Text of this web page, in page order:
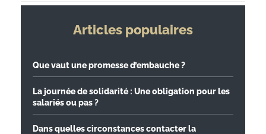
Articles populaires
Que vaut une promesse d’embauche ?
La journée de solidarité : Une obligation pour les
salariés ou pas ?
Dans quelles circonstances contacter la